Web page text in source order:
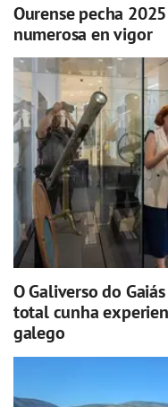
Ourense pecha
numerosa en vigor
O Galiverso do
total cunha
galego